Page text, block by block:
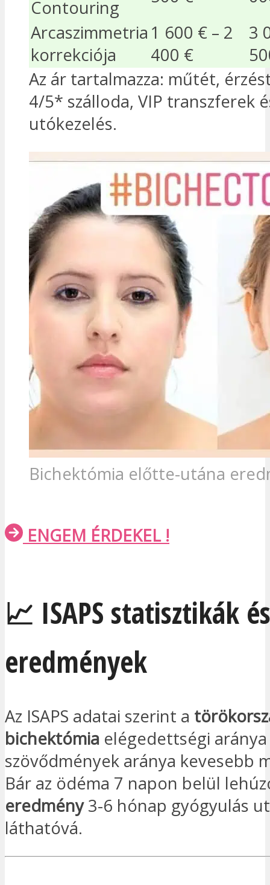
Contouring
Arcaszimmetria
korrekciója
1 600 € – 2
400 €
3
Az ár tartalmazza: műtét,
4/5* szálloda, VIP transzferek
utókezelés.
Bichektómia előtte-utána
ENGEM ÉRDEKEL !
📈 ISAPS statisztikák és
eredmények
Az ISAPS adatai szerint a
bichektómia elégedettségi
szövődmények aránya kevesebb
Bár az ödéma 7 napon belül
eredmény3-6 hónap gyógyulás
láthatóvá.